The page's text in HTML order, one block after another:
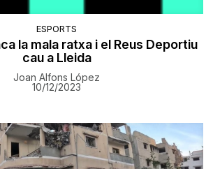
ESPORTS
la mala ratxa i el Reus Deportiu
cau a Lleida
Joan Alfons López
10/12/2023